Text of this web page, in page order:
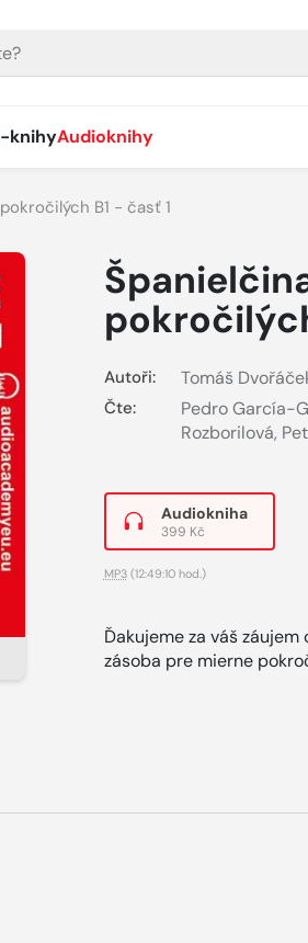
knihyAudioknihy
B1 - časť 1
Autoři: Tomáš
Čte: Pedro García-
Rozborilová,
Audiokniha
399 Kč
MP3(12:49:10 hod.)
Ďakujeme za váš
zásoba pre mierne